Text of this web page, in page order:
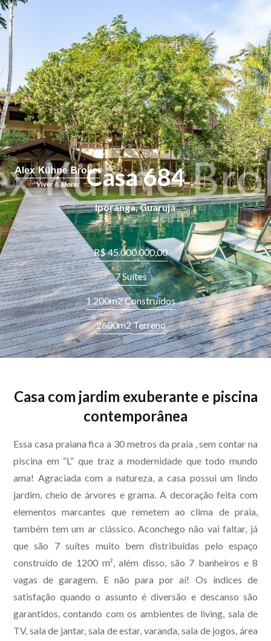
Home
Regiões
Comprar
Alugar
Encontrar a Casa dos Sonhos
Entre em Contato
Nossa História
CONTATO
Fale Conosco
Especializados emimóveis de luxo no litoral e na
capital de São Paulo.
eu@alexkuhne.com
+55 13 99712-8575
Casa 684
Iporanga, Guarujá
R$ 45.000.000,00
7 Suítes
1.200m2 Construídos
2600m2 Terreno
Casa com jardim exuberante e piscina
contemporânea
Essa casa praiana fica a 30 metros da praia , sem contar na
piscina em “L” que traz a modernidade que todo mundo
ama! Agraciada com a natureza, a casa possui um lindo
jardim, cheio de árvores e grama. A decoração feita com
elementos marcantes que remetem ao clima de praia,
também tem um ar clássico. Aconchego não vai faltar, já
que são 7 suítes muito bem distribuídas pelo espaço
construído de 1200 m², além disso, são 7 banheiros e 8
vagas de garagem. E não para por aí! Os índices de
satisfação quando o assunto é diversão e descanso são
garantidos, contando com os ambientes de living, sala de
TV, sala de jantar, sala de estar, varanda, sala de jogos, área